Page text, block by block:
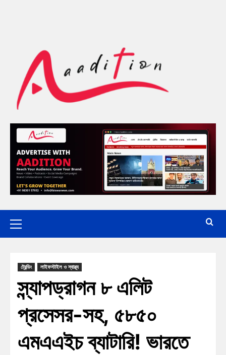
ট্রেন্ডিং লাইফস্টাইল ও স্বাস্থ্য
স্ন্যাপড্রাগন ৮ এলিট
প্রসেসর-সহ, ৫৮৫০
এমএএইচ ব্যাটারি! ভারতে